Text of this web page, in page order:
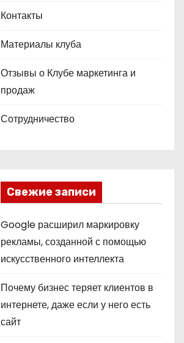
Контакты
Материалы клуба
Отзывы о Клубе маркетинга и
продаж
Сотрудничество
Свежие записи
Google расширил маркировку
рекламы, созданной с помощью
искусственного интеллекта
Почему бизнес теряет клиентов в
интернете, даже если у него есть
сайт